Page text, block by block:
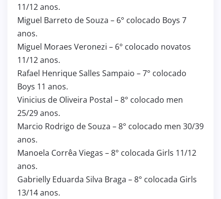
11/12 anos.
Miguel Barreto de Souza – 6° colocado Boys 7
anos.
Miguel Moraes Veronezi – 6° colocado novatos
11/12 anos.
Rafael Henrique Salles Sampaio – 7° colocado
Boys 11 anos.
Vinicius de Oliveira Postal – 8° colocado men
25/29 anos.
Marcio Rodrigo de Souza – 8° colocado men 30/39
anos.
Manoela Corrêa Viegas – 8° colocada Girls 11/12
anos.
Gabrielly Eduarda Silva Braga – 8° colocada Girls
13/14 anos.